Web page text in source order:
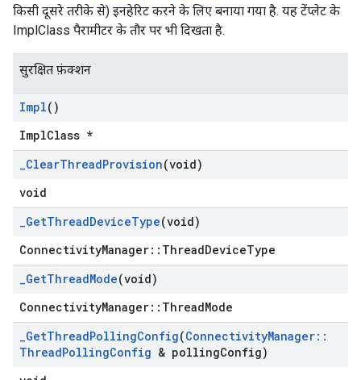
किसी दूसरे तरीके से) इनहेरिट करने के लिए बनाया गया है. यह टेंप्लेट के
ImplClass पैरामीटर के तौर पर भी दिखता है.
सुरक्षित फ़ंक्शन
Impl()
ImplClass *
_ClearThreadProvision(void)
void
_GetThreadDeviceType(void)
ConnectivityManager::ThreadDeviceType
_GetThreadMode(void)
ConnectivityManager::ThreadMode
_GetThreadPollingConfig(ConnectivityManager::
ThreadPollingConfig & pollingConfig)